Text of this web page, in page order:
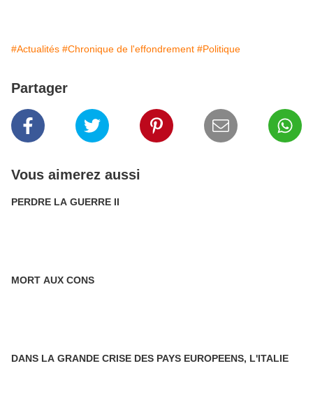
#Actualités #Chronique de l'effondrement #Politique
Partager
Vous aimerez aussi
PERDRE LA GUERRE II
MORT AUX CONS
DANS LA GRANDE CRISE DES PAYS EUROPEENS, L'ITALIE